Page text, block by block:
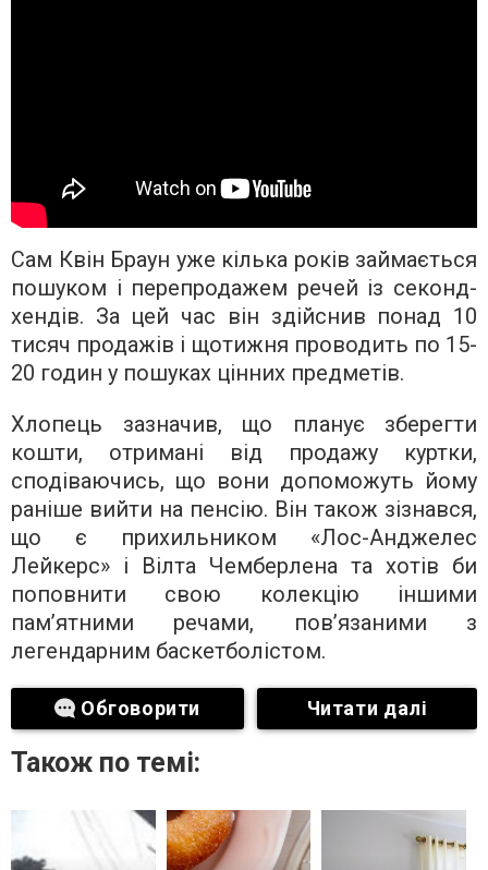
Сам Квін Браун уже кілька років займається
пошуком і перепродажем речей із секонд-
хендів. За цей час він здійснив понад 10
тисяч продажів і щотижня проводить по 15-
20 годин у пошуках цінних предметів.
Хлопець зазначив, що планує зберегти
кошти, отримані від продажу куртки,
сподіваючись, що вони допоможуть йому
раніше вийти на пенсію. Він також зізнався,
що є прихильником «Лос-Анджелес
Лейкерс» і Вілта Чемберлена та хотів би
поповнити свою колекцію іншими
пам’ятними речами, пов’язаними з
легендарним баскетболістом.
Обговорити Читати далі
Також по темі: